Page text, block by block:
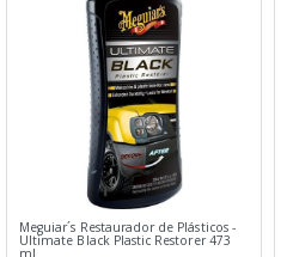
Meguiar´s Restaurador de Plásticos -
Ultimate Black Plastic Restorer 473
ml